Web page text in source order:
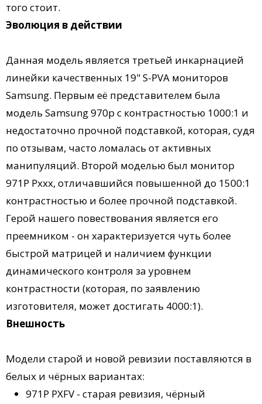
того стоит.
Эволюция в действии
Данная модель является третьей инкарнацией
линейки качественных 19" S-PVA мониторов
Samsung. Первым её представителем была
модель Samsung 970p с контрастностью 1000:1 и
недостаточно прочной подставкой, которая, судя
по отзывам, часто ломалась от активных
манипуляций. Второй моделью был монитор
971P Pxxx, отличавшийся повышенной до 1500:1
контрастностью и более прочной подставкой.
Герой нашего повествования является его
преемником - он характеризуется чуть более
быстрой матрицей и наличием функции
динамического контроля за уровнем
контрастности (которая, по заявлению
изготовителя, может достигать 4000:1).
Внешность
Модели старой и новой ревизии поставляются в
белых и чёрных вариантах:
971P PXFV - старая ревизия, чёрный